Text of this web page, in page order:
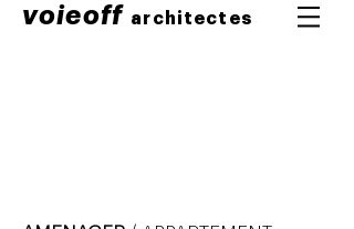
voieoff architectes